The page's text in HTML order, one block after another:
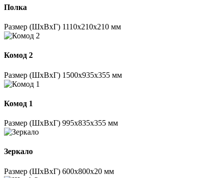
Полка
Размер (ШхВхГ) 1110х210х210 мм
Комод 2
Размер (ШхВхГ) 1500х935х355 мм
Комод 1
Размер (ШхВхГ) 995х835х355 мм
Зеркало
Размер (ШхВхГ) 600х800х20 мм